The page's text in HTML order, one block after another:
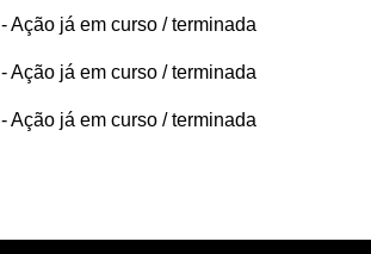
- Ação já em curso / terminada
- Ação já em curso / terminada
- Ação já em curso / terminada